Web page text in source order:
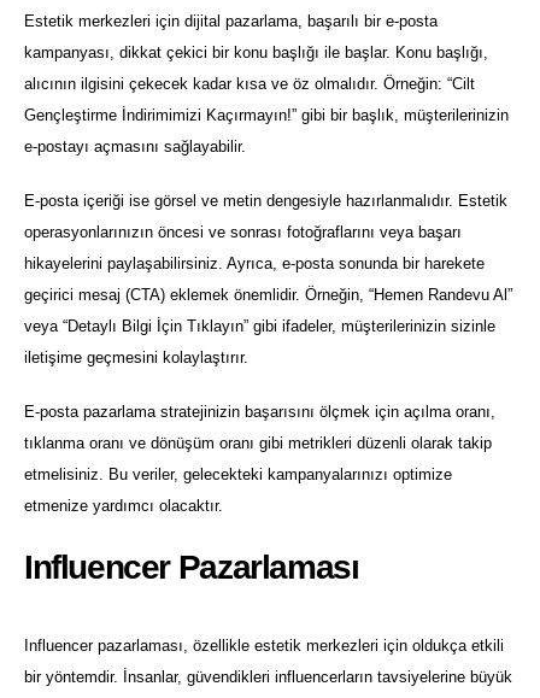
Estetik merkezleri için dijital pazarlama, başarılı bir e-posta
kampanyası, dikkat çekici bir konu başlığı ile başlar. Konu başlığı,
alıcının ilgisini çekecek kadar kısa ve öz olmalıdır. Örneğin: “Cilt
Gençleştirme İndirimimizi Kaçırmayın!” gibi bir başlık, müşterilerinizin
e-postayı açmasını sağlayabilir.
E-posta içeriği ise görsel ve metin dengesiyle hazırlanmalıdır. Estetik
operasyonlarınızın öncesi ve sonrası fotoğraflarını veya başarı
hikayelerini paylaşabilirsiniz. Ayrıca, e-posta sonunda bir harekete
geçirici mesaj (CTA) eklemek önemlidir. Örneğin, “Hemen Randevu Al”
veya “Detaylı Bilgi İçin Tıklayın” gibi ifadeler, müşterilerinizin sizinle
iletişime geçmesini kolaylaştırır.
E-posta pazarlama stratejinizin başarısını ölçmek için açılma oranı,
tıklanma oranı ve dönüşüm oranı gibi metrikleri düzenli olarak takip
etmelisiniz. Bu veriler, gelecekteki kampanyalarınızı optimize
etmenize yardımcı olacaktır.
Influencer Pazarlaması
Influencer pazarlaması, özellikle estetik merkezleri için oldukça etkili
bir yöntemdir. İnsanlar, güvendikleri influencerların tavsiyelerine büyük